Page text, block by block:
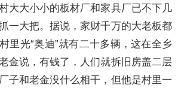
大大小小的板材厂和家具厂已不下几
一大把。据说，家财千万的大老板都
里光“奥迪”就有二十多辆，这在全乡
金说，有钱了，人们就拆旧房盖二层
子和老金没什么相干，但他是村里一